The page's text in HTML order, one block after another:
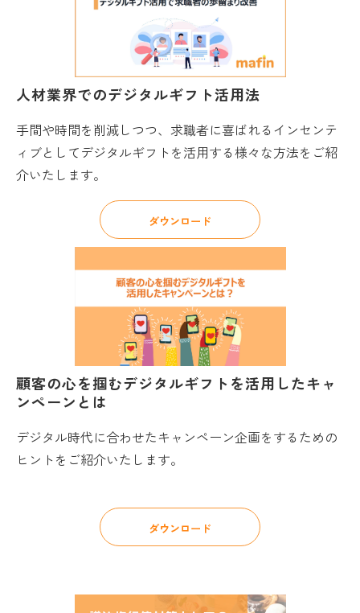
人材業界でのデジタルギフト活用法
手間や時間を削減しつつ、求職者に喜ばれるインセンテ
ィブとしてデジタルギフトを活用する様々な方法をご紹
介いたします。
ダウンロード
顧客の心を掴むデジタルギフトを活用したキャ
ンペーンとは
デジタル時代に合わせたキャンペーン企画をするための
ヒントをご紹介いたします。
ダウンロード